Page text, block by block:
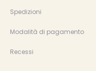
Spedizioni
Modalità di pagamento
Recessi